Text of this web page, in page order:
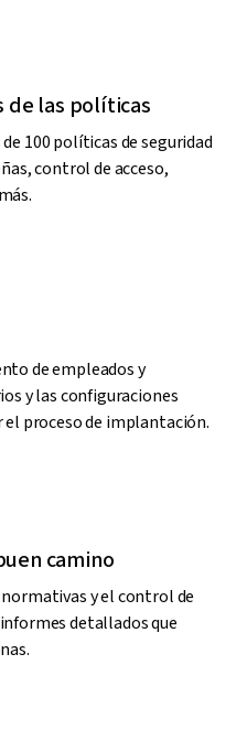
de las políticas
100 políticas de seguridad
control de acceso,
de empleados y
y las configuraciones
proceso de implantación.
camino
y el control de
detallados que